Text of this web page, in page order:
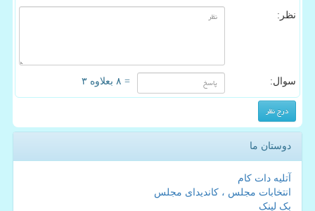
نظر:
سوال: = ۸ بعلاوه ۳
دوستان ما
آتلیه دات کام
انتخابات مجلس ، کاندیدای مجلس
بک لینک